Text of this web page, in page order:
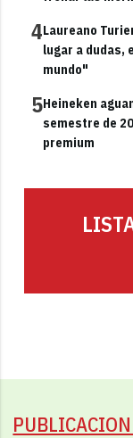
4Laureano
lugar a dudas,
mundo"
5Heineken
semestre de
premium